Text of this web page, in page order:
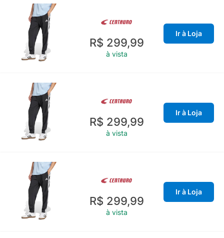
R$ 299,99
à vista
Ir à Loja
R$ 299,99
à vista
Ir à Loja
R$ 299,99
à vista
Ir à Loja